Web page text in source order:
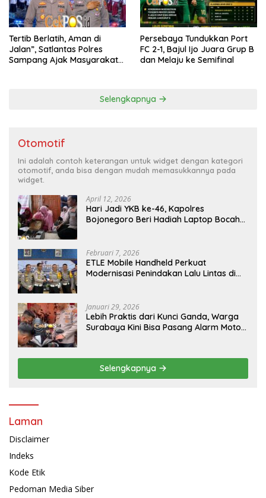
Tertib Berlatih, Aman di
Jalan”, Satlantas Polres
Sampang Ajak Masyarakat
Persebaya Tundukkan Port
FC 2-1, Bajul Ijo Juara Grup B
dan Melaju ke Semifinal
Selengkapnya
Otomotif
Ini adalah contoh keterangan untuk widget dengan kategori
otomotif, anda bisa dengan mudah memasukkannya pada
widget.
April 12, 2026
Hari Jadi YKB ke-46, Kapolres
Bojonegoro Beri Hadiah Laptop Bocah
Februari 7, 2026
ETLE Mobile Handheld Perkuat
Modernisasi Penindakan Lalu Lintas di
Januari 29, 2026
Lebih Praktis dari Kunci Ganda, Warga
Surabaya Kini Bisa Pasang Alarm Motor
Selengkapnya
Laman
Disclaimer
Indeks
Kode Etik
Pedoman Media Siber